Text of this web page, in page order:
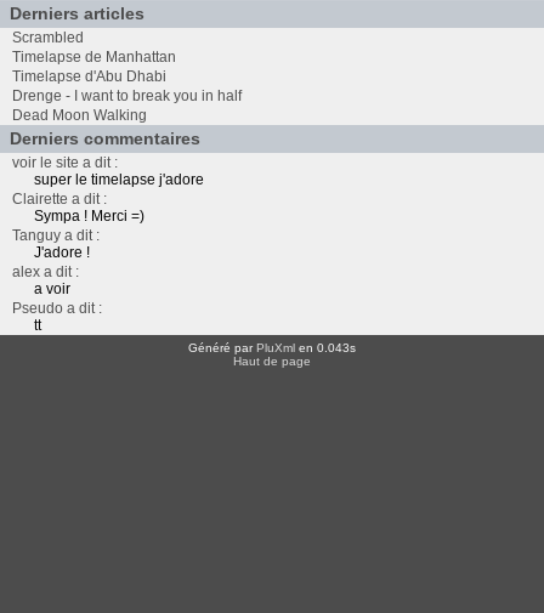
Derniers articles
Scrambled
Timelapse de Manhattan
Timelapse d'Abu Dhabi
Drenge - I want to break you in half
Dead Moon Walking
Derniers commentaires
voir le site a dit :
super le timelapse j'adore
Clairette a dit :
Sympa ! Merci =)
Tanguy a dit :
J'adore !
alex a dit :
a voir
Pseudo a dit :
tt
Généré parPluXml en 0.043s
Haut de page